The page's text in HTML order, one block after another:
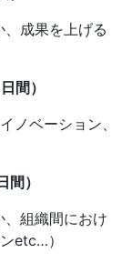
成果を上げる
間）
ノベーション、
）
組織間におけ
etc…）